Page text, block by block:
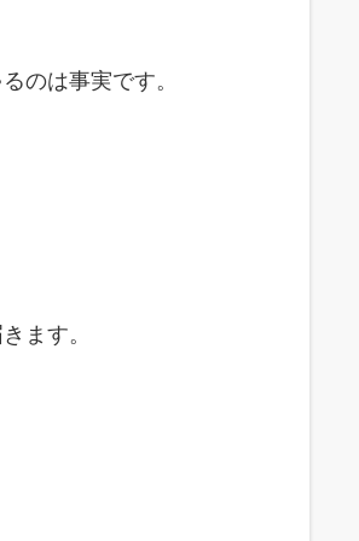
のは事実です。
ます。